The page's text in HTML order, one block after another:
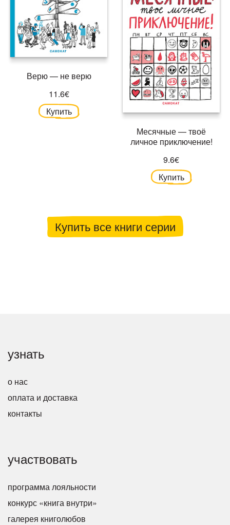
Верю — не верю
11.6€
Купить
Месячные — твоё
личное приключение!
9.6€
Купить
Купить все книги серии
узнать
о нас
оплата и доставка
контакты
участвовать
программа лояльности
конкурс «книга внутри»
галерея книголюбов